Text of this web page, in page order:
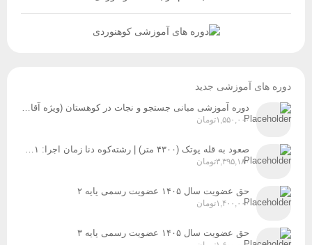
دوره های آموزشی جدید
دوره آموزشی مبانی جستجو و نجات در کوهستان (ویژه آقایان و بانوان) زمان برگزاری: پنج‌شنبه و جمعه، ۸ و ۹ مردادماه
تومان ۱,۵۵۰,۰۰۰
صعود به قله پوتک (۴۳۰۰ متر) | رشته‌کوه دنا زمان اجرا: ۳۱ تیر، ۱ و ۲ مردادماه ۱۴۰۵
تومان ۳,۳۹۵,۱۸۰
حق عضویت سال ۱۴۰۵ عضویت رسمی پایه ۲
تومان ۱,۴۰۰,۰۰۰
حق عضویت سال ۱۴۰۵ عضویت رسمی پایه ۳